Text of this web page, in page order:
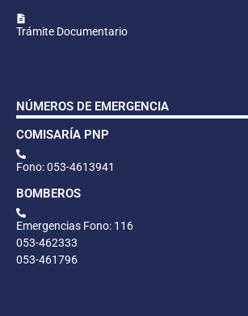
Trámite Documentario
NÚMEROS DE EMERGENCIA
COMISARÍA PNP
Fono: 053-4613941
BOMBEROS
Emergencias Fono: 116
053-462333
053-461796